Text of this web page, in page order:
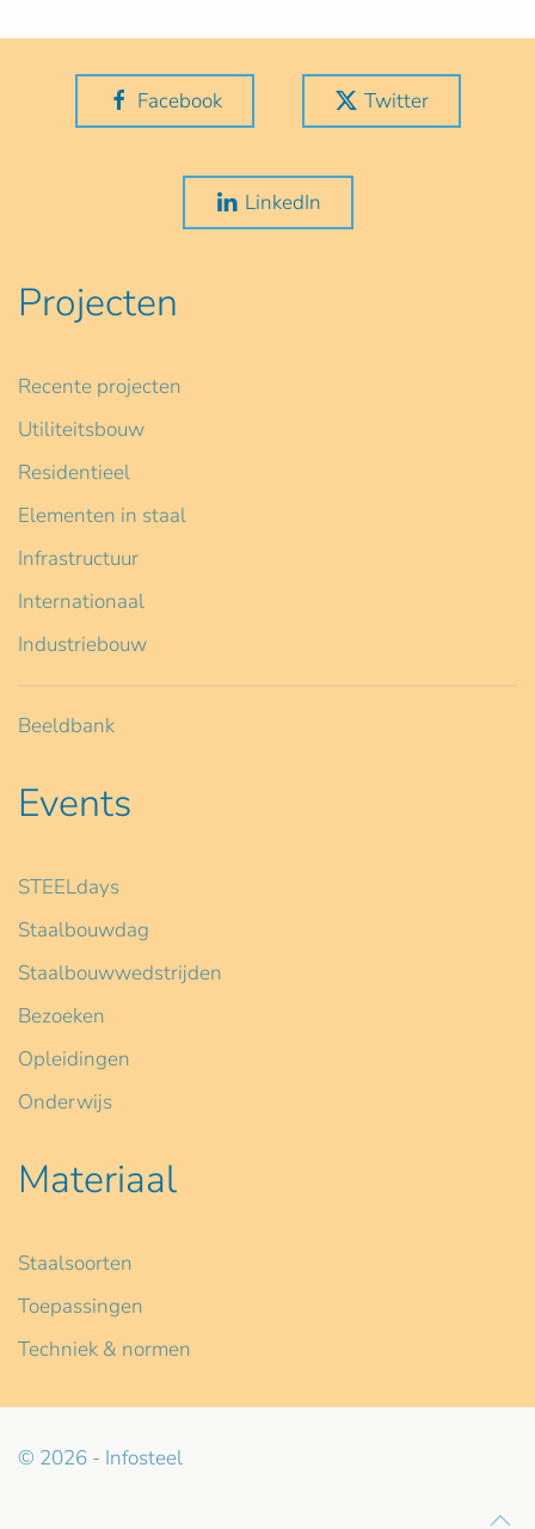
Facebook Twitter
LinkedIn
Projecten
Recente projecten
Utiliteitsbouw
Residentieel
Elementen in staal
Infrastructuur
Internationaal
Industriebouw
Beeldbank
Events
STEELdays
Staalbouwdag
Staalbouwwedstrijden
Bezoeken
Opleidingen
Onderwijs
Materiaal
Staalsoorten
Toepassingen
Techniek & normen
© 2026 - Infosteel